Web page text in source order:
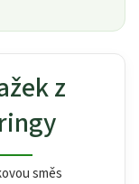
z
směs